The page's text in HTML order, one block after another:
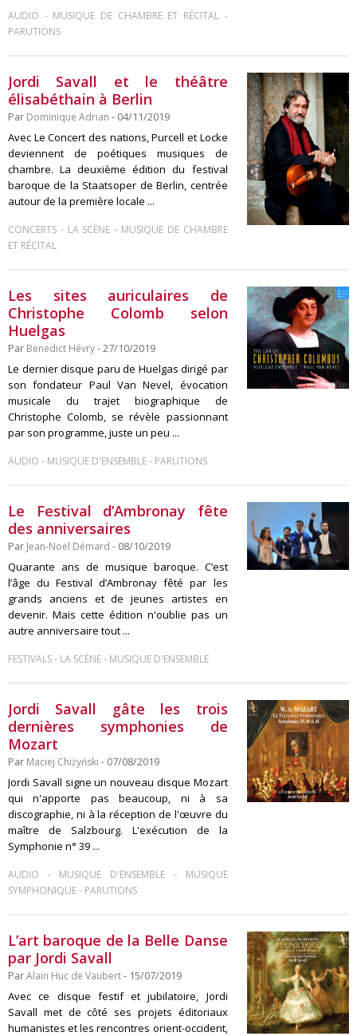
AUDIO - MUSIQUE DE CHAMBRE ET RÉCITAL-
PARUTIONS
Jordi Savall et le théâtre
élisabéthain à Berlin
Par Dominique Adrian - 04/11/2019
Avec Le Concert des nations, Purcell et Locke
deviennent de poétiques musiques de
chambre. La deuxième édition du festival
baroque de la Staatsoper de Berlin, centrée
autour de la première locale ...
CONCERTS - LA SCÈNE - MUSIQUE DE CHAMBRE
ET RÉCITAL
Les sites auriculaires de
Christophe Colomb selon
Huelgas
Par Benedict Hévry- 27/10/2019
Le dernier disque paru de Huelgas dirigé par
son fondateur Paul Van Nevel, évocation
musicale du trajet biographique de
Christophe Colomb, se révèle passionnant
par son programme, juste un peu ...
AUDIO - MUSIQUE D'ENSEMBLE- PARUTIONS
Le Festival d’Ambronay fête
des anniversaires
Par Jean-Noël Démard - 08/10/2019
Quarante ans de musique baroque. C’est
l’âge du Festival d’Ambronay fêté par les
grands anciens et de jeunes artistes en
devenir. Mais cette édition n'oublie pas un
autre anniversaire tout ...
FESTIVALS- LA SCÈNE- MUSIQUE D'ENSEMBLE
Jordi Savall gâte les trois
dernières symphonies de
Mozart
Par Maciej Chiżyński - 07/08/2019
Jordi Savall signe un nouveau disque Mozart
qui n'apporte pas beaucoup, ni à sa
discographie, ni à la réception de l'œuvre du
maître de Salzbourg. L'exécution de la
Symphonie n° 39 ...
AUDIO - MUSIQUE D'ENSEMBLE -
MUSIQUE
SYMPHONIQUE- PARUTIONS
L’art baroque de la Belle Danse
par Jordi Savall
ParAlain Huc de Vaubert- 15/07/2019
Avec ce disque festif et jubilatoire, Jordi
Savall met de côté ses projets éditoriaux
humanistes et les rencontres orient-occident,